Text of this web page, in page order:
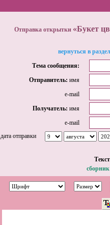
Отправка открытки «Букет
вернуться в
Тема сообщения:
Отправитель: имя
e-mail
Получатель: имя
e-mail
дата отправки